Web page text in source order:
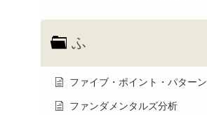
ふ
ファイブ・ポイント・パターン
ファンダメンタルズ分析